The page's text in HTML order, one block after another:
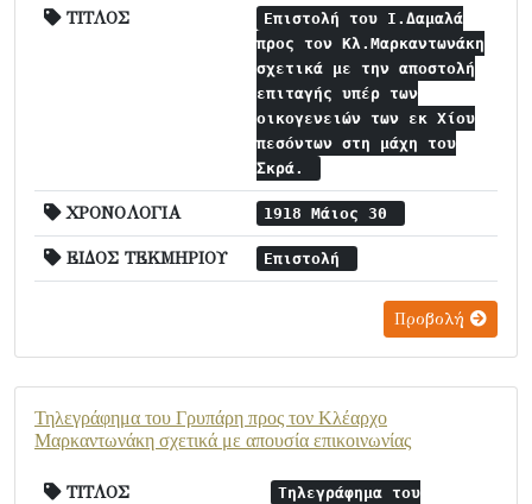
ΤΙΤΛΟΣ
Επιστολή του Ι.Δαμαλά
προς τον Κλ.Μαρκαντωνάκη
σχετικά με την αποστολή
επιταγής υπέρ των
οικογενειών των εκ Χίου
πεσόντων στη μάχη του
Σκρά.
ΧΡΟΝΟΛΟΓΙΑ 1918 Μάιος 30
ΕΙΔΟΣ ΤΕΚΜΗΡΙΟΥ Επιστολή
Προβολή
Τηλεγράφημα του Γρυπάρη προς τον Κλέαρχο
Μαρκαντωνάκη σχετικά με απουσία επικοινωνίας
ΤΙΤΛΟΣ
Τηλεγράφημα του